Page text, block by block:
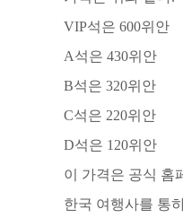
VIP석은 600위안
A석은 430위안
B석은 320위안
C석은 220위안
D석은 120위안
이 가격은 공식 홈
한국 여행사를 통